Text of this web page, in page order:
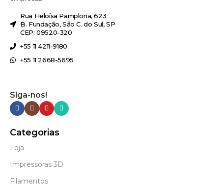
Rua Heloísa Pamplona, 623
B. Fundação, São C. do Sul, SP
CEP: 09520-320
+55 11 4211-9180
+55 11 2668-5695
Siga-nos!
Categorias
Loja
Impressoras 3D
Filamentos